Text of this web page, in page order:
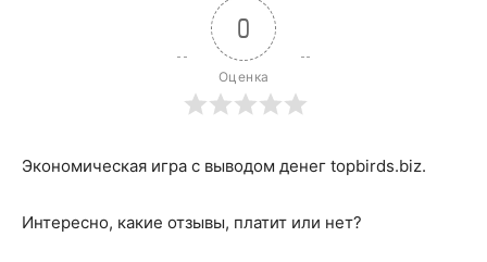
0
Оценка
Экономическая игра с выводом денег topbirds.biz.
Интересно, какие отзывы, платит или нет?